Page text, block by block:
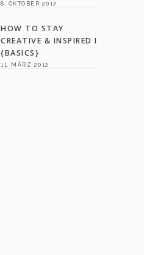
8. OKTOBER 2017
HOW TO STAY
CREATIVE & INSPIRED I
{BASICS}
11. MÄRZ 2012